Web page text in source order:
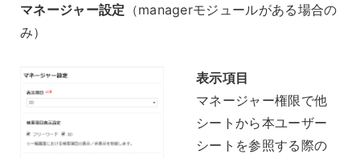
マネージャー設定 （managerモジュールがある場合の
み）
表示項目
マネージャー権限で他
シートから本ユーザー
シートを参照する際の